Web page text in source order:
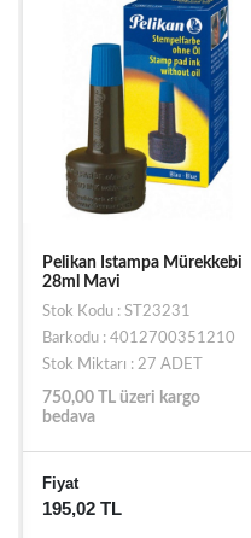
Pelikan Istampa Mürekkebi
28ml Mavi
Stok Kodu : ST23231
Barkodu : 4012700351210
Stok Miktarı : 27 ADET
750,00 TL üzeri kargo
bedava
Fiyat
195,02 TL